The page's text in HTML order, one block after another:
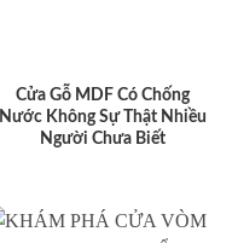
Cửa Gỗ MDF Có Chống
Nước Không Sự Thật Nhiều
Người Chưa Biết